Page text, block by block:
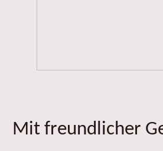
Mit freundlicher